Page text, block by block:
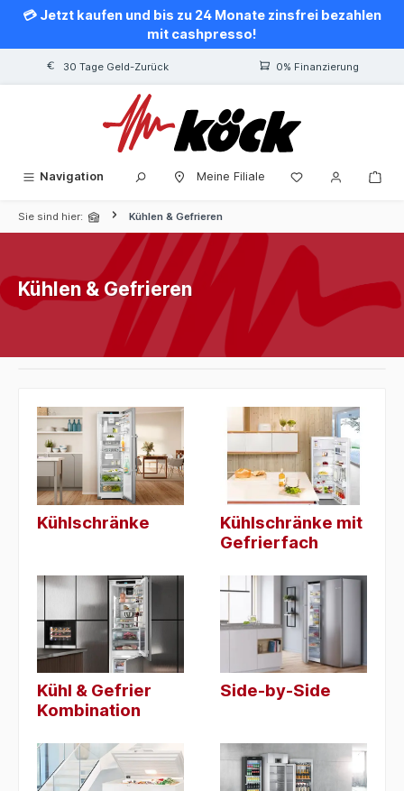
springen
💳 Jetzt kaufen und bis zu 24 Monate zinsfrei bezahlen
mit cashpresso!
30 Tage Geld-Zurück 0% Finanzierung
Navigation Meine Filiale
Sie sind hier: Kühlen & Gefrieren
Kühlen & Gefrieren
Kühlschränke
Kühlschränke mit
Gefrierfach
Kühl & Gefrier
Kombination
Side-by-Side